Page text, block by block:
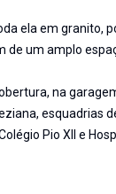
ela em
um amplo
na
esquadrias
Pio XII e